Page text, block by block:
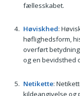
fællesskabet.
Høviskhed:
høflighedsform,
overført
og en bevidsthed
Netikette:
kildeangivelse og